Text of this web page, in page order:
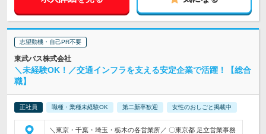
志望動機・自己PR不要
東武バス株式会社
＼未経験OK！／交通インフラを支える安定企業で活躍！【総合
職】
正社員 職種・業種未経験OK 第二新卒歓迎 女性のおしごと掲載中
＼東京・千葉・埼玉・栃木の各営業所／ 〇東京都 足立営業事務